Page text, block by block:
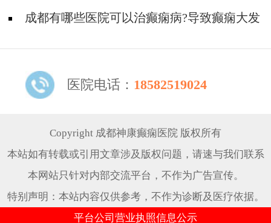
病?成都有哪些医院可以治癫痫病?导致癫痫大发
医院电话： 18582519024
Copyright 成都神康癫痫医院 版权所有
本站如有转载或引用文章涉及版权问题，请速与我们联系
本网站只针对内部交流平台，不作为广告宣传。
特别声明：本站内容仅供参考，不作为诊断及医疗依据。
平台公司营业执照信息公示